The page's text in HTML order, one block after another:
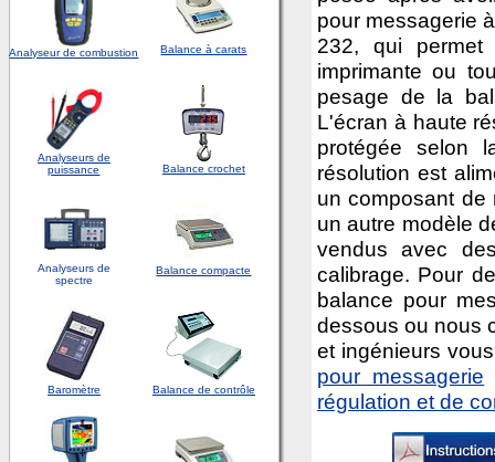
Analyseur de combustion Balance à carats
Analyseurs de
puissance
Balance crochet
Analyseurs de
spectre
Balance compacte
Baromètre Balance de contrôle
pour messagerie
232, qui permet
imprimante ou
pesage de la
L'écran à haute
protégée selon
résolution est
un composant de
un autre modèle
vendus avec
calibrage. Pour
balance pour
dessous ou nous
et ingénieurs
pour messagerie
régulation et de